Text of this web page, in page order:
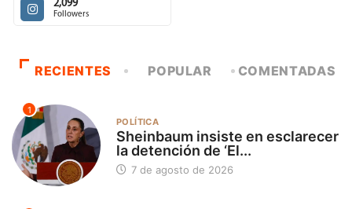
2,099
Followers
RECIENTES POPULAR COMENTADAS
1
POLÍTICA
Sheinbaum insiste en esclarecer
la detención de ‘El...
7 de agosto de 2026